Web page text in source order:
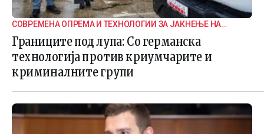
СОВРЕМЕНА ОПРЕМА И ТЕХНОЛОГИИ ЗА ЈАКНЕЊЕ НА
ГРАНИЧНАТА БЕЗБЕДНОСТ
Границите под лупа: Со германска
технологија против криумчарите и
криминалните групи